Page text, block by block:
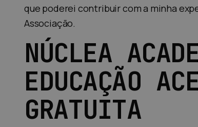
que poderei contribuir com a minha
Associação.
NÚCLEA
EDUCAÇÃO
GRATUITA